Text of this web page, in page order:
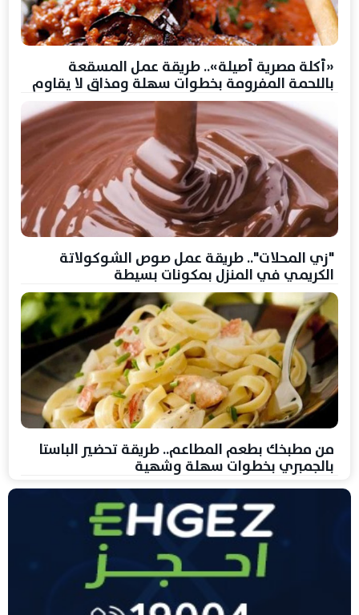
«أكلة مصرية أصيلة».. طريقة عمل المسقعة
باللحمة المفرومة بخطوات سهلة ومذاق لا يقاوم
"زي المحلات".. طريقة عمل صوص الشوكولاتة
الكريمي في المنزل بمكونات بسيطة
من مطبخك بطعم المطاعم.. طريقة تحضير الباستا
بالجمبري بخطوات سهلة وشهية